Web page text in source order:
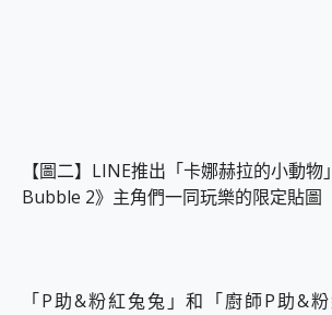
【圖二】LINE推出「卡娜赫拉的小動物
Bubble 2》主角們一同玩樂的限定貼圖
「P助&粉紅兔兔」和「廚師P助&